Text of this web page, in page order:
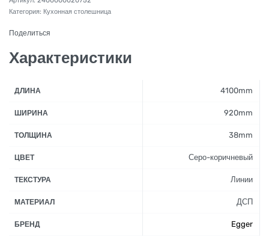
Категория: Кухонная столешница
Поделиться
Характеристики
ДЛИНА 4100mm
ШИРИНА 920mm
ТОЛЩИНА 38mm
ЦВЕТ Серо-коричневый
ТЕКСТУРА Линии
МАТЕРИАЛ ДСП
БРЕНД Egger